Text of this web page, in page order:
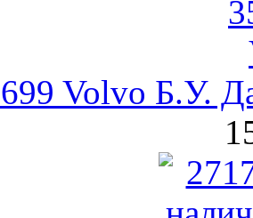
Volvo Б.У.